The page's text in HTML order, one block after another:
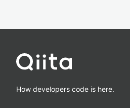
How developers code is here.